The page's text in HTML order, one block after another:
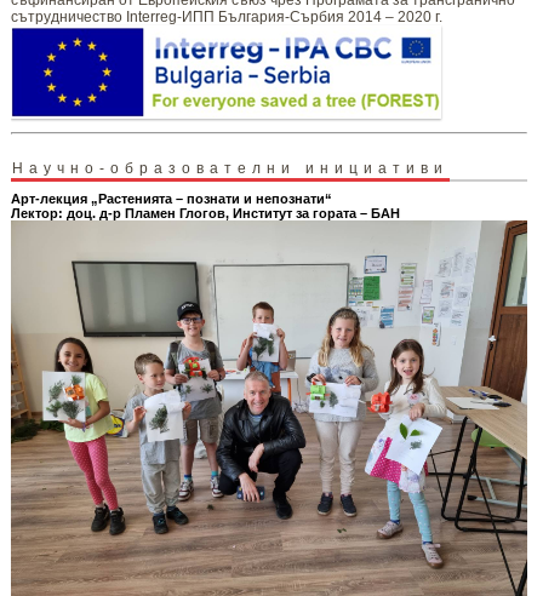
сътрудничество Interreg-ИПП България-Сърбия 2014 – 2020 г.
Научно-образователни инициативи
Арт-лекция „Растенията – познати и непознати“
Лектор: доц. д-р Пламен Глогов, Институт за гората – БАН